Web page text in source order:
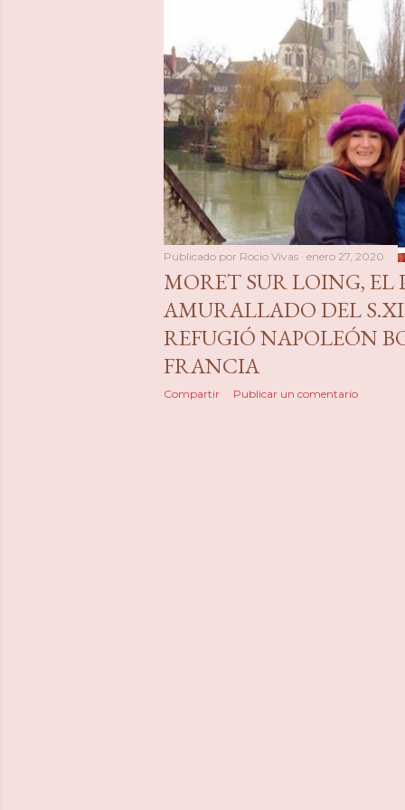
Publicado por Rocio Vivas enero 27, 2020
MORET SUR LOING, EL
AMURALLADO DEL
REFUGIÓ NAPOLEÓN
FRANCIA
Compartir Publicar un comentario